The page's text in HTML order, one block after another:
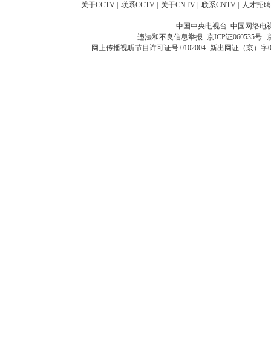
关于CCTV 联系CCTV 关于CNTV 联系CNTV 人才招聘
中国中央电视台 中国网络电
违法和不良信息举报 京ICP证060535号
网上传播视听节目许可证号 0102004 新出网证（京）